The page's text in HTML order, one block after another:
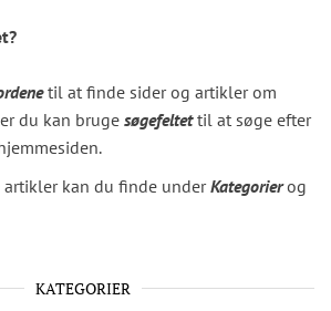
til at finde sider og artikler om
du kan bruge søgefeltettil at søge efter
artikler kan du finde underKategorierog
KATEGORIER